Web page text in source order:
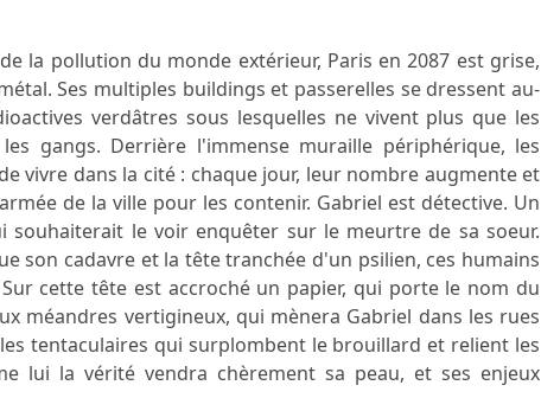
la pollution du monde extérieur, Paris en 2087 est grise,
Ses multiples buildings et passerelles se dressent au-
verdâtres sous lesquelles ne vivent plus que les
gangs. Derrière l'immense muraille périphérique, les
vivre dans la cité : chaque jour, leur nombre augmente et
de la ville pour les contenir. Gabriel est détective. Un
le voir enquêter sur le meurtre de sa soeur.
son cadavre et la tête tranchée d'un psilien, ces humains
cette tête est accroché un papier, qui porte le nom du
méandres vertigineux, qui mènera Gabriel dans les rues
tentaculaires qui surplombent le brouillard et relient les
lui la vérité vendra chèrement sa peau, et ses enjeux